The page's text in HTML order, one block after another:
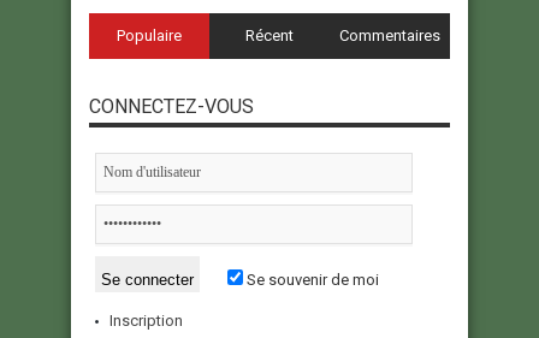
Populaire Récent Commentaires
CONNECTEZ-VOUS
Se souvenir de moi
Inscription